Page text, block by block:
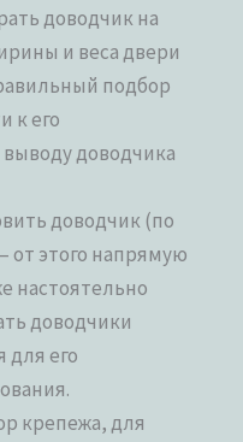
доводчик на
и веса двери
подбор
к его
доводчика
доводчик (по
этого напрямую
настоятельно
доводчики
его
крепежа, для